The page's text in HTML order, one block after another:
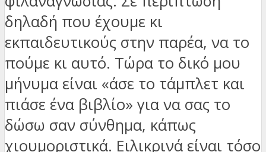
δηλαδή που έχουμε κι
εκπαιδευτικούς στην παρέα, να το
πούμε κι αυτό. Τώρα το δικό μου
μήνυμα είναι «άσε το τάμπλετ και
πιάσε ένα βιβλίο» για να σας το
δώσω σαν σύνθημα, κάπως
χιουμοριστικά. Ειλικρινά είναι τόσο